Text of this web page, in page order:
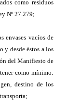
como residuos
Nº 27.279;
envases vacíos de
y desde éstos a los
del Manifiesto de
como mínimo:
destino de los